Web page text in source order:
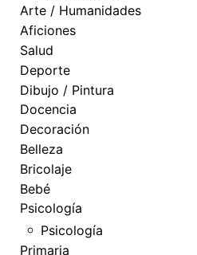
Arte / Humanidades
Aficiones
Salud
Deporte
Dibujo / Pintura
Docencia
Decoración
Belleza
Bricolaje
Bebé
Psicología
Psicología
Primaria